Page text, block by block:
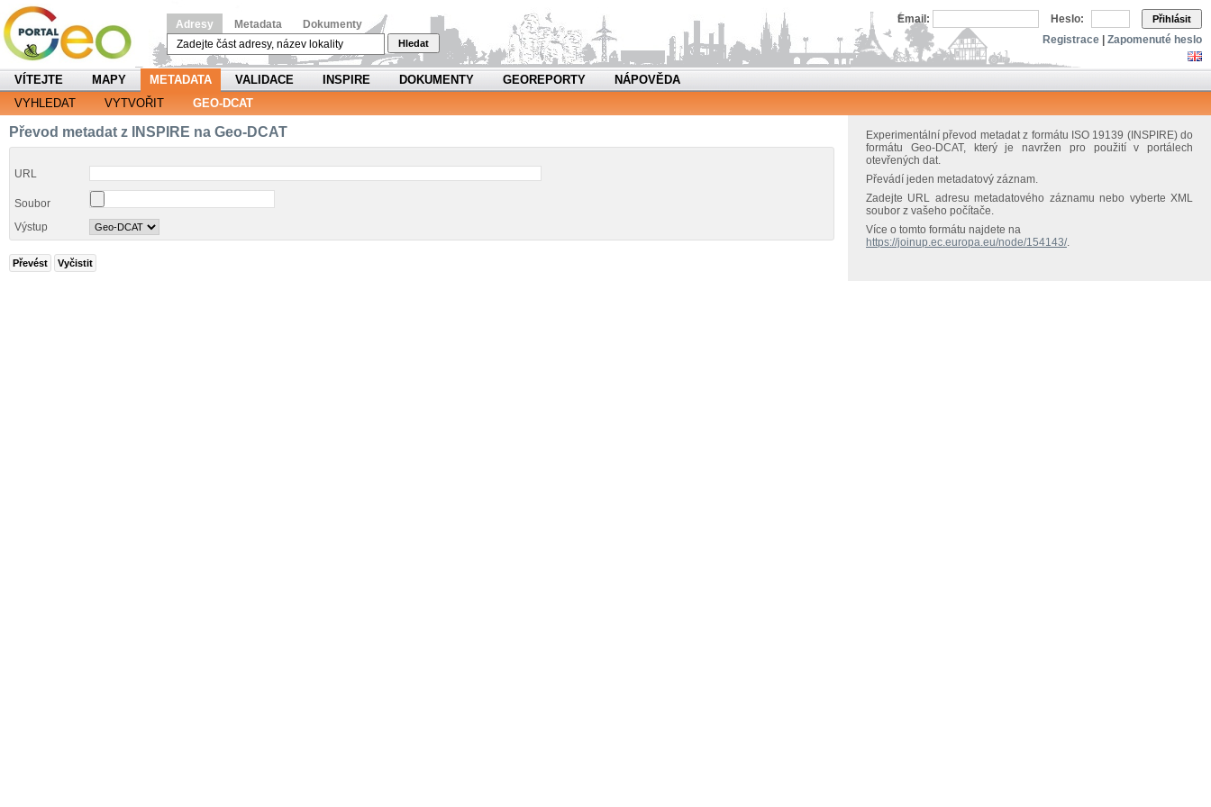
Adresy Metadata Dokumenty
Hledat
Email: Heslo: Přihlásit
Registrace Zapomenuté heslo
VÍTEJTE MAPY METADATA VALIDACE INSPIRE DOKUMENTY GEOREPORTY
NÁPOVĚDA
VYHLEDAT
VYTVOŘIT GEO-DCAT
Převod metadat z INSPIRE na Geo-DCAT
URL
Soubor
Výstup
Experimentální převod metadat z formátu ISO 19139 (INSPIRE) do
formátu Geo-DCAT, který je navržen pro použití v portálech
otevřených dat.
Převádí jeden metadatový záznam.
Zadejte URL adresu metadatového záznamu nebo vyberte XML
soubor z vašeho počítače.
Více o tomto formátu najdete na
https://joinup.ec.europa.eu/node/154143/.